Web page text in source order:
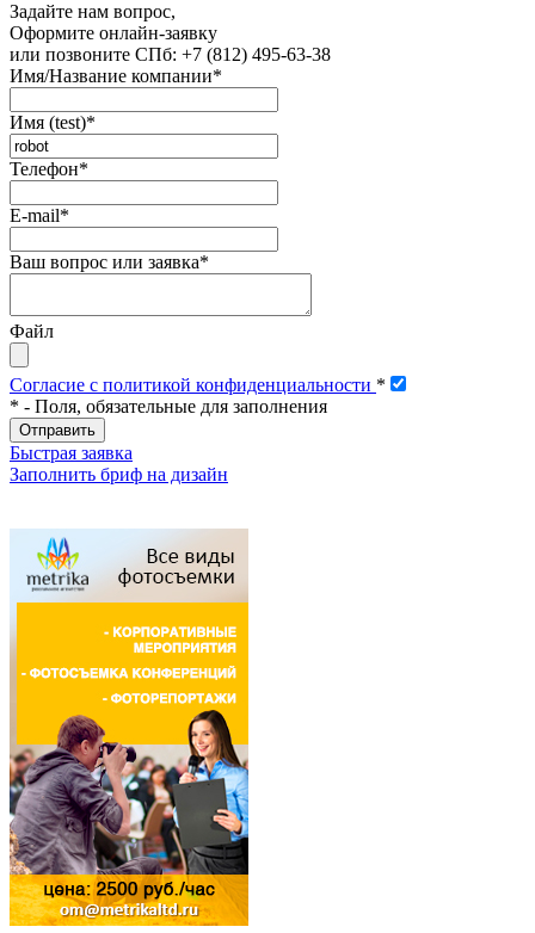
Задайте нам вопрос,
Оформите онлайн-заявку
или позвоните СПб: +7 (812) 495-63-38
Имя/Название компании*
Имя (test)*
Телефон*
E-mail*
Ваш вопрос или заявка*
Файл
Согласие с политикой конфиденциальности *
* - Поля, обязательные для заполнения
Быстрая заявка
Заполнить бриф на дизайн